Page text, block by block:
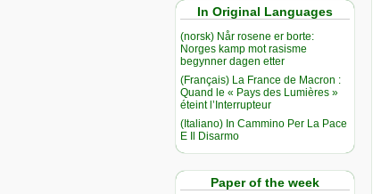
In Original Languages
(norsk) Når rosene er borte:
Norges kamp mot rasisme
begynner dagen etter
(Français) La France de Macron :
Quand le « Pays des Lumières »
éteint l’Interrupteur
(Italiano) In Cammino Per La Pace
E Il Disarmo
Paper of the week